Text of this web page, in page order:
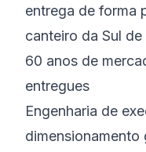
entrega de forma
canteiro da Sul de
60 anos de
entregues
Engenharia de
dimensionamento